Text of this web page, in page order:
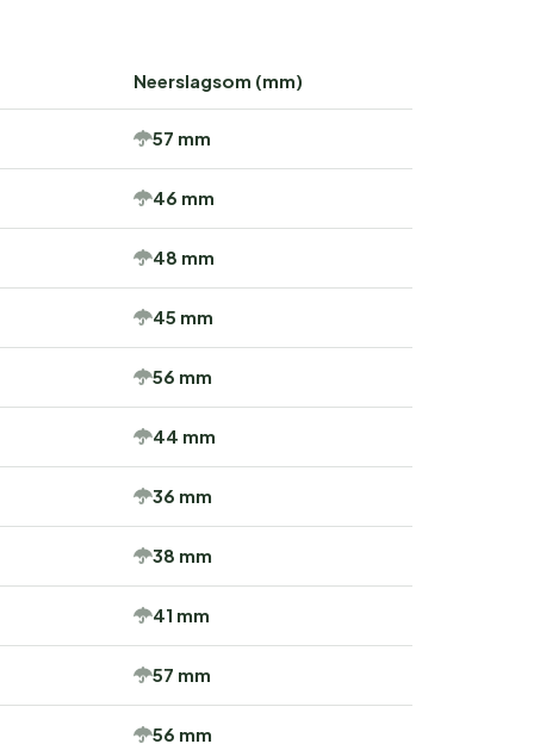
Neerslagsom (mm)
57 mm
46 mm
48 mm
45 mm
56 mm
44 mm
36 mm
38 mm
41 mm
57 mm
56 mm